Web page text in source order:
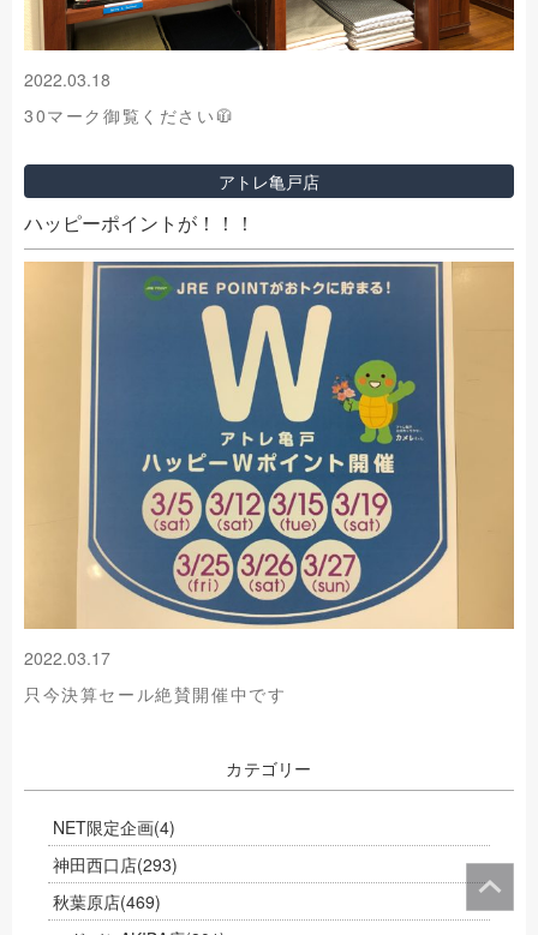
2022.03.18
30マーク御覧ください🧥
アトレ亀戸店
ハッピーポイントが！！！
2022.03.17
只今決算セール絶賛開催中です
カテゴリー
NET限定企画(4)
神田西口店(293)
秋葉原店(469)